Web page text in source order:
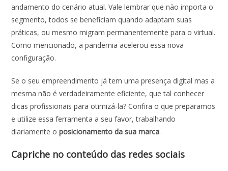
andamento do cenário atual. Vale lembrar que não importa o
segmento, todos se beneficiam quando adaptam suas
práticas, ou mesmo migram permanentemente para o virtual.
Como mencionado, apandemia acelerou essa nova
configuração.
Se o seu empreendimento já tem umapresença digital mas a
mesma não é verdadeiramente eficiente, que tal conhecer
dicas profissionais para otimizá-la? Confira o que preparamos
e utilize essa ferramenta a seu favor, trabalhando
diariamente oposicionamento da sua marca.
Capriche no conteúdo das redes sociais